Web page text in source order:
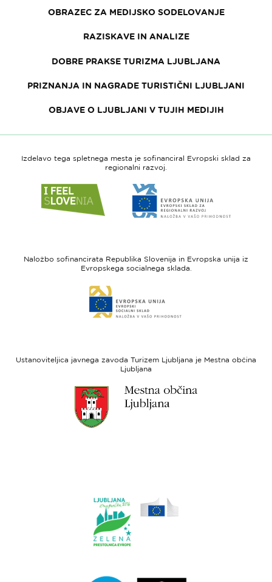
OBRAZEC ZA MEDIJSKO SODELOVANJE
RAZISKAVE IN ANALIZE
DOBRE PRAKSE TURIZMA LJUBLJANA
PRIZNANJA IN NAGRADE TURISTIČNI LJUBLJANI
OBJAVE O LJUBLJANI V TUJIH MEDIJIH
Izdelavo tega spletnega mesta je sofinanciral Evropski sklad za
regionalni razvoj.
do
spletne
Slovenia
do
spletne
-
regionalni
Naložbo sofinancirata Republika Slovenija in Evropska unija iz
Evropskega socialnega sklada.
do
spletne
sklad
Ustanoviteljica javnega zavoda Turizem Ljubljana je Mestna občina
Ljubljana
spletne